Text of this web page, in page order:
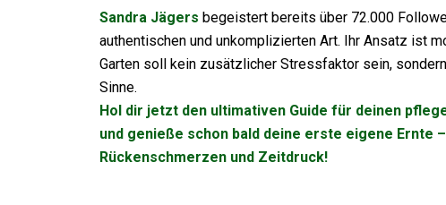
Sandra Jägers begeistert bereits über 72.000
authentischen und unkomplizierten Art. Ihr Ansatz ist
Garten soll kein zusätzlicher Stressfaktor sein,
Sinne.
Hol dir jetzt den ultimativen Guide für deinen
und genieße schon bald deine erste eigene Ernte
Rückenschmerzen und Zeitdruck!